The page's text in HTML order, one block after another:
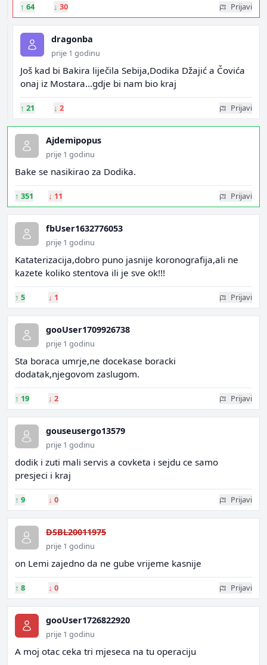
↑ 64 ↓ 30 Prijavi
dragonba
prije 1 godinu
Još kad bi Bakira liječila Sebija,Dodika Džajić a Čovića
onaj iz Mostara...gdje bi nam bio kraj
↑ 21 ↓ 2 Prijavi
Ajdemipopus
prije 1 godinu
Bake se nasikirao za Dodika.
↑ 351 ↓ 11 Prijavi
fbUser1632776053
prije 1 godinu
Kataterizacija,dobro puno jasnije koronografija,ali ne
kazete koliko stentova ili je sve ok!!!
↑ 5 ↓ 1 Prijavi
gooUser1709926738
prije 1 godinu
Sta boraca umrje,ne docekase boracki
dodatak,njegovom zaslugom.
↑ 19 ↓ 2 Prijavi
gouseusergo13579
prije 1 godinu
dodik i zuti mali servis a covketa i sejdu ce samo
presjeci i kraj
↑ 9 ↓ 0 Prijavi
DSBL20011975
prije 1 godinu
on Lemi zajedno da ne gube vrijeme kasnije
↑ 8 ↓ 0 Prijavi
gooUser1726822920
prije 1 godinu
A moj otac ceka tri mjeseca na tu operaciju